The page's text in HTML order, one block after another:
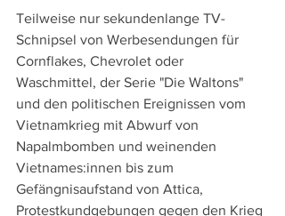
Teilweise nur sekundenlange TV-
Schnipsel von Werbesendungen für
Cornflakes, Chevrolet oder
Waschmittel, der Serie "Die Waltons"
und den politischen Ereignissen vom
Vietnamkrieg mit Abwurf von
Napalmbomben und weinenden
Vietnames:innen bis zum
Gefängnisaufstand von Attica,
Protestkundgebungen gegen den Krieg